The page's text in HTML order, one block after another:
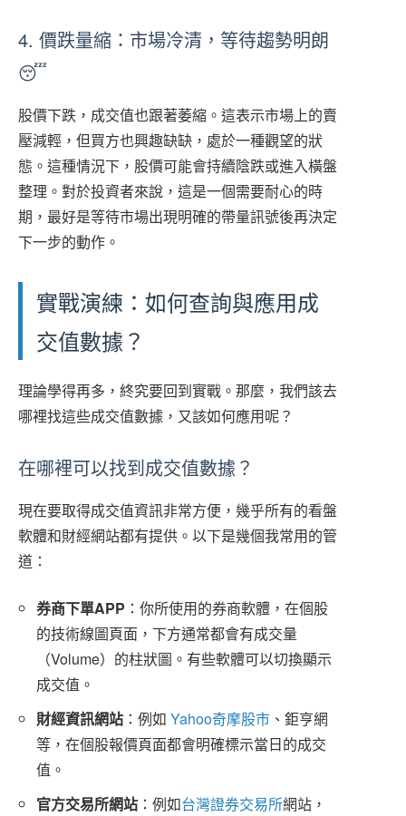
4. 價跌量縮：市場冷清，等待趨勢明朗
😴
股價下跌，成交值也跟著萎縮。這表示市場上的賣
壓減輕，但買方也興趣缺缺，處於一種觀望的狀
態。這種情況下，股價可能會持續陰跌或進入橫盤
整理。對於投資者來說，這是一個需要耐心的時
期，最好是等待市場出現明確的帶量訊號後再決定
下一步的動作。
實戰演練：如何查詢與應用成
交值數據？
理論學得再多，終究要回到實戰。那麼，我們該去
哪裡找這些成交值數據，又該如何應用呢？
在哪裡可以找到成交值數據？
現在要取得成交值資訊非常方便，幾乎所有的看盤
軟體和財經網站都有提供。以下是幾個我常用的管
道：
券商下單APP ：你所使用的券商軟體，在個股
的技術線圖頁面，下方通常都會有成交量
（Volume）的柱狀圖。有些軟體可以切換顯示
成交值。
財經資訊網站 ：例如 Yahoo奇摩股市 、鉅亨網
等，在個股報價頁面都會明確標示當日的成交
值。
官方交易所網站 ：例如台灣證券交易所網站，